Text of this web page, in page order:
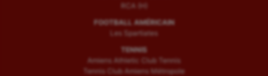
RCA (H)
FOOTBALL AMÉRICAIN
Les Spartiates
TENNIS
Amiens Athletic Club Tennis
Tennis Club Amiens Métropole